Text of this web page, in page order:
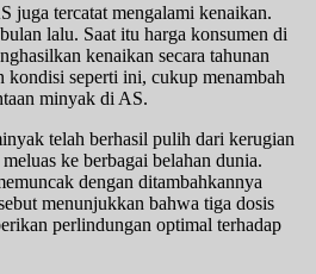
juga tercatat mengalami kenaikan.
lalu. Saat itu harga konsumen di
kenaikan secara tahunan
kondisi seperti ini, cukup menambah
minyak di AS.
telah berhasil pulih dari kerugian
ke berbagai belahan dunia.
dengan ditambahkannya
menunjukkan bahwa tiga dosis
perlindungan optimal terhadap